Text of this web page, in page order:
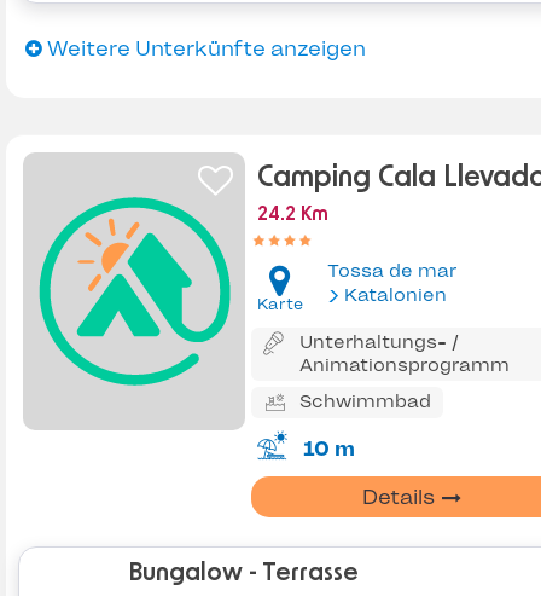
Weitere Unterkünfte anzeigen
Camping Cala
24.2 Km
Karte
Tossa de mar
Katalonien
Unterhaltungs- /
Animationsprogramm
Schwimmbad
10 m
Details
Bungalow - Terrasse